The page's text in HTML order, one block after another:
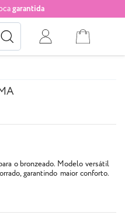
garantida
o bronzeado. Modelo versátil
garantindo maior conforto.